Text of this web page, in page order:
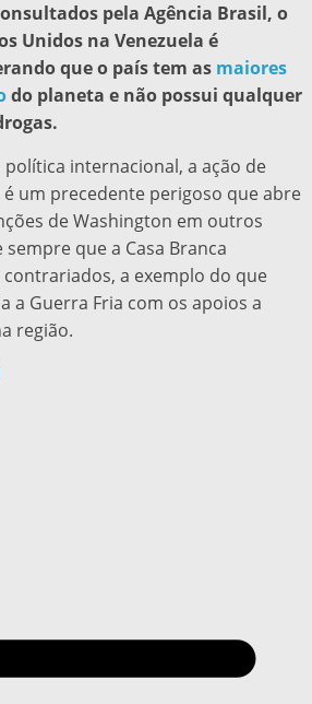
pela Agência Brasil, o
Unidos na Venezuela é
que o país tem as maiores
do planeta e não possui qualquer
política internacional, a ação de
um precedente perigoso que abre
de Washington em outros
que a Casa Branca
a exemplo do que
a Guerra Fria com os apoios a
região.